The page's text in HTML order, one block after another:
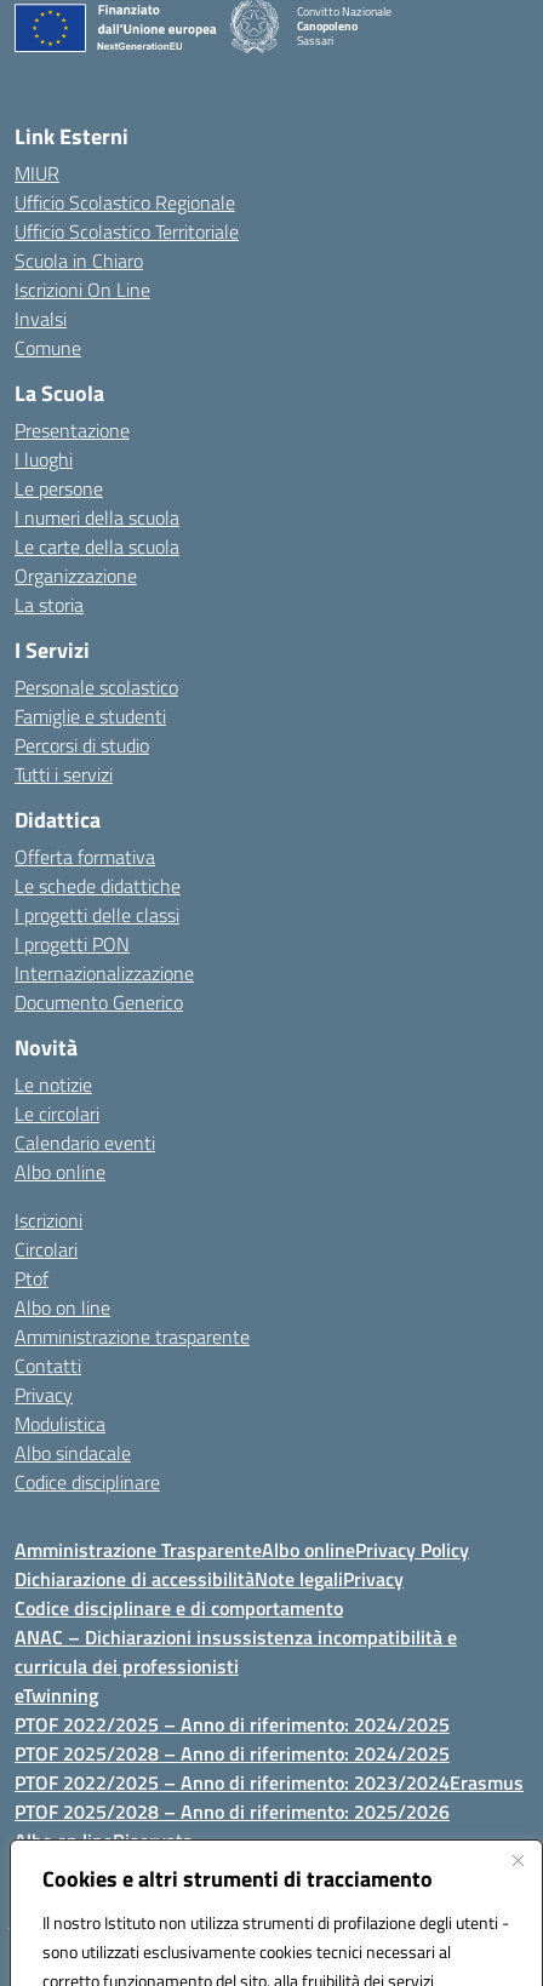
Cookies e altri strumenti di tracciamento
Il nostro Istituto non utilizza strumenti di profilazione degli utenti -
sono utilizzati esclusivamente cookies tecnici necessari al
corretto funzionamento del sito, alla fruibilità dei servizi
Convitto Nazionale
Canopoleno
Sassari
Link Esterni
MIUR
Ufficio Scolastico Regionale
Ufficio Scolastico Territoriale
Scuola in Chiaro
Iscrizioni On Line
Invalsi
Comune
La Scuola
Presentazione
I luoghi
Le persone
I numeri della scuola
Le carte della scuola
Organizzazione
La storia
I Servizi
Personale scolastico
Famiglie e studenti
Percorsi di studio
Tutti i servizi
Didattica
Offerta formativa
Le schede didattiche
I progetti delle classi
I progetti PON
Internazionalizzazione
Documento Generico
Novità
Le notizie
Le circolari
Calendario eventi
Albo online
Iscrizioni
Circolari
Ptof
Albo on line
Amministrazione trasparente
Contatti
Privacy
Modulistica
Albo sindacale
Codice disciplinare
Amministrazione TrasparenteAlbo onlinePrivacy Policy
Dichiarazione di accessibilitàNote legaliPrivacy
Codice disciplinare e di comportamento
ANAC – Dichiarazioni insussistenza incompatibilità e
curricula dei professionisti
eTwinning
PTOF 2022/2025 – Anno di riferimento: 2024/2025
PTOF 2025/2028 – Anno di riferimento: 2024/2025
PTOF 2022/2025 – Anno di riferimento: 2023/2024Erasmus
PTOF 2025/2028 – Anno di riferimento: 2025/2026
Albo on lineRiservata
P.N. Dotazione di attrezzature per le palestre
Via Luna e Sole, 44 07100, Sassari - Tel 079293287 - Fax 0793764116